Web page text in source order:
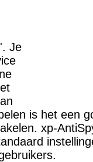
Je
is het een
xp-